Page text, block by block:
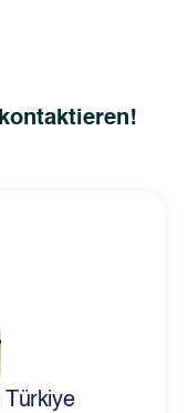
Türkiye